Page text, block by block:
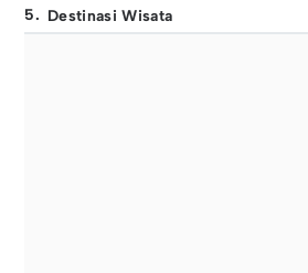
5. Destinasi Wisata